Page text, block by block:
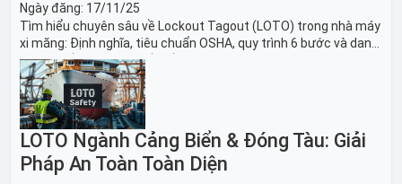
Ngày đăng: 17/11/25
Tìm hiểu chuyên sâu về Lockout Tagout (LOTO) trong nhà máy
xi măng: Định nghĩa, tiêu chuẩn OSHA, quy trình 6 bước và danh
sách thiết bị LOTO thiết yếu. Giải pháp bảo trì lò nung, máy
nghiền an toàn.
LOTO Ngành Cảng Biển & Đóng Tàu: Giải
Pháp An Toàn Toàn Diện